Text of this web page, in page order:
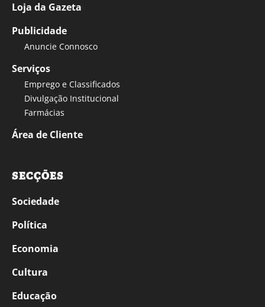
Loja da Gazeta
Publicidade
Anuncie Connosco
Serviços
Emprego e Classificados
Divulgação Institucional
Farmácias
Área de Cliente
SECÇÕES
Sociedade
Política
Economia
Cultura
Educação